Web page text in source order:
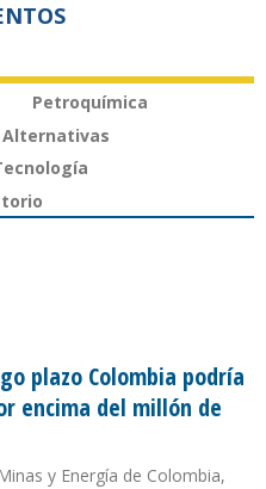
Petroquímica
Alternativas
plazo Colombia podría
encima del millón de
y Energía de Colombia,